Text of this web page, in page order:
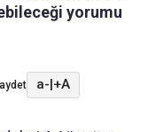
yorumu
a-|+A